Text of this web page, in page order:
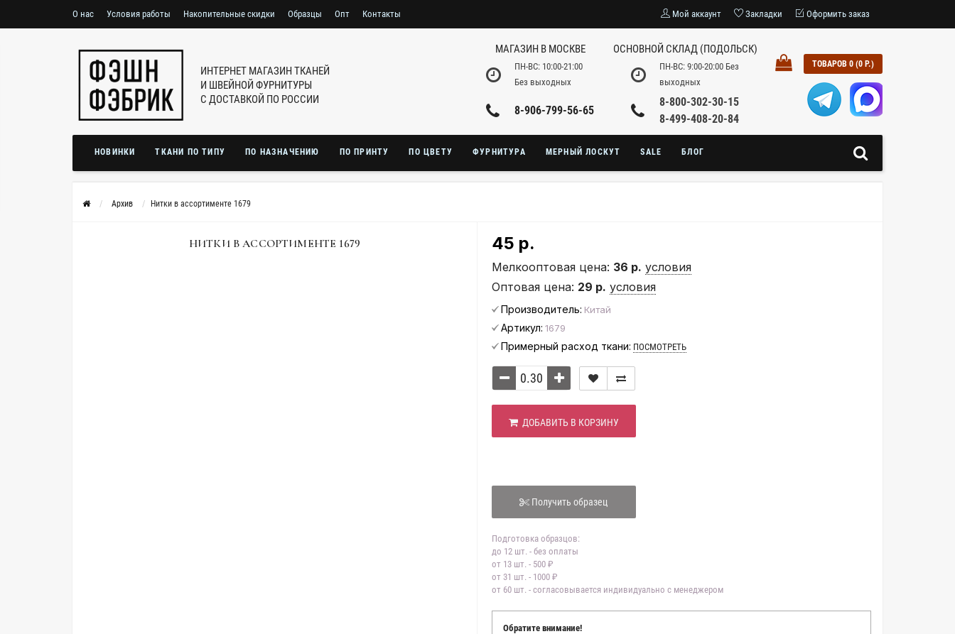
О нас Условия работы Накопительные скидки Образцы Опт Контакты Мой аккаунт Закладки Оформить заказ
ИНТЕРНЕТ МАГАЗИН ТКАНЕЙ
И ШВЕЙНОЙ ФУРНИТУРЫ
С ДОСТАВКОЙ ПО РОССИИ
МАГАЗИН В МОСКВЕ
ПН-ВС: 10:00-21:00
Без выходных
8-906-799-56-65
ОСНОВНОЙ СКЛАД (ПОДОЛЬСК)
ПН-ВС: 9:00-20:00 Без
выходных
8-800-302-30-15
8-499-408-20-84
ТОВАРОВ 0 (0 Р.)
НОВИНКИ ТКАНИ ПО ТИПУ ПО НАЗНАЧЕНИЮ ПО ПРИНТУ ПО ЦВЕТУ ФУРНИТУРА МЕРНЫЙ ЛОСКУТ SALE БЛОГ
Архив Нитки в ассортименте 1679
НИТКИ В АССОРТИМЕНТЕ 1679 45 р.
Мелкооптовая цена: 36 р. условия
Оптовая цена: 29 р. условия
Производитель: Китай
Артикул: 1679
Примерный расход ткани: ПОСМОТРЕТЬ
ДОБАВИТЬ В КОРЗИНУ
Получить образец
Подготовка образцов:
до 12 шт. - без оплаты
от 13 шт. - 500 ₽
от 31 шт. - 1000 ₽
от 60 шт. - согласовывается индивидуально с менеджером
Обратите внимание!